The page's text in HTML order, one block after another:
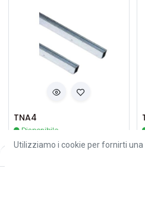
TNA4
Disponibile
Accediper vedere i prezzi
Utilizziamo i cookie per fornirti